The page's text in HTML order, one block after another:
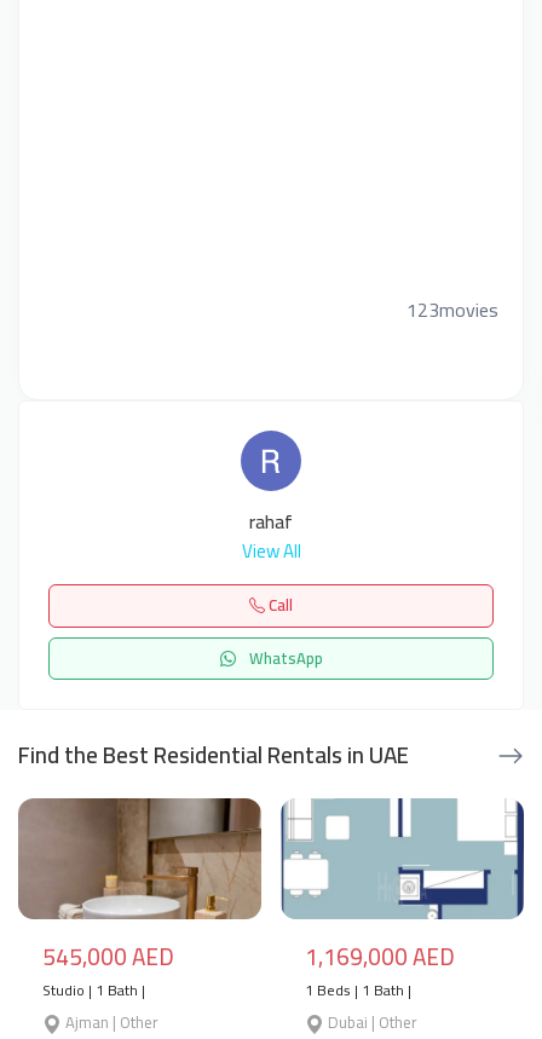
123movies
rahaf
View All
Call
WhatsApp
Find the Best Residential Rentals in UAE
545,000 AED
Studio | 1 Bath |
Ajman | Other
1,169,000 AED
1 Beds | 1 Bath |
Dubai | Other